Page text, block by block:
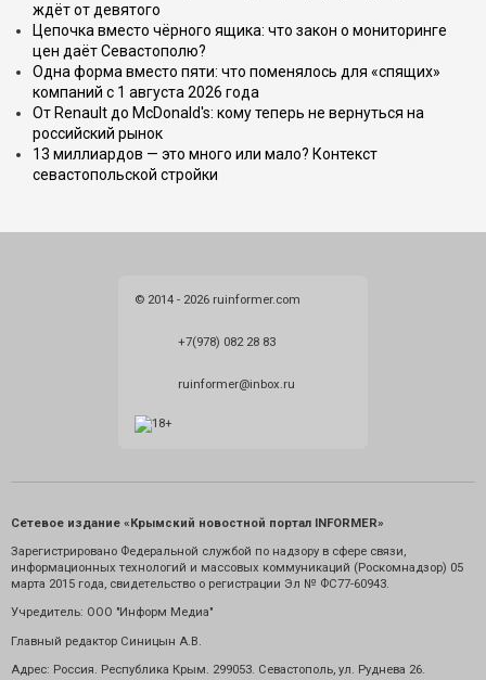
ждёт от девятого
Цепочка вместо чёрного ящика: что закон о мониторинге
цен даёт Севастополю?
Одна форма вместо пяти: что поменялось для «спящих»
компаний с 1 августа 2026 года
От Renault до McDonald's: кому теперь не вернуться на
российский рынок
13 миллиардов — это много или мало? Контекст
севастопольской стройки
© 2014 - 2026 ruinformer.com
+7(978) 082 28 83
ruinformer@inbox.ru
Сетевое издание «Крымский новостной портал INFORMER»
Зарегистрировано Федеральной службой по надзору в сфере связи,
информационных технологий и массовых коммуникаций (Роскомнадзор) 05
марта 2015 года, свидетельство о регистрации Эл № ФС77-60943.
Учредитель: ООО "Информ Медиа"
Главный редактор Синицын А.В.
Адрес: Россия. Республика Крым. 299053. Севастополь, ул. Руднева 26.